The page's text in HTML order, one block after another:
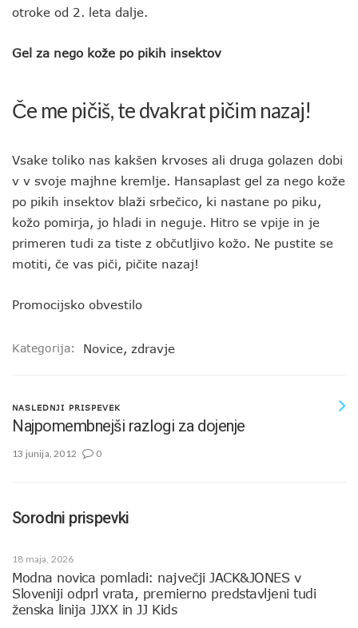
otroke od 2. leta dalje.
Gel za nego kože po pikih insektov
Če me pičiš, te dvakrat pičim nazaj!
Vsake toliko nas kakšen krvoses ali druga golazen dobi
v v svoje majhne kremlje. Hansaplast gel za nego kože
po pikih insektov blaži srbečico, ki nastane po piku,
kožo pomirja, jo hladi in neguje. Hitro se vpije in je
primeren tudi za tiste z občutljivo kožo. Ne pustite se
motiti, če vas piči, pičite nazaj!
Promocijsko obvestilo
Kategorija: Novice, zdravje
NASLEDNJI PRISPEVEK
Najpomembnejši razlogi za dojenje
13 junija, 2012 0
Sorodni prispevki
18 maja, 2026
Modna novica pomladi: največji JACK&JONES v
Sloveniji odprl vrata, premierno predstavljeni tudi
ženska linija JJXX in JJ Kids